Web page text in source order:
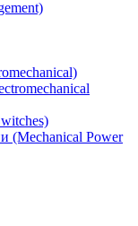
(Mechanical Power